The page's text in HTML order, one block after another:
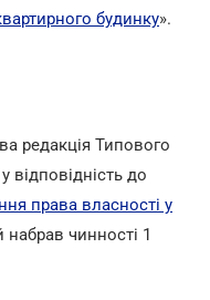
будинку».
редакція Типового
відповідність до
права власності у
набрав чинності 1